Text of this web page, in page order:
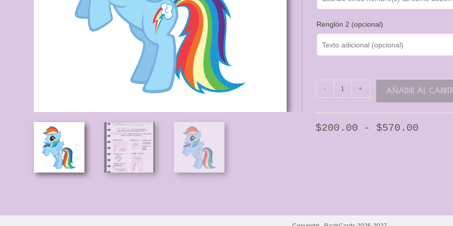
Renglón 2 (opcional)
- + AÑADIR AL
$200.00 - $570.00